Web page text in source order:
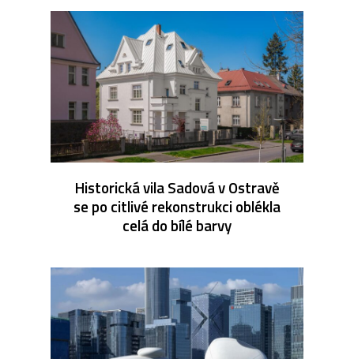
Historická vila Sadová v Ostravě
se po citlivé rekonstrukci oblékla
celá do bílé barvy